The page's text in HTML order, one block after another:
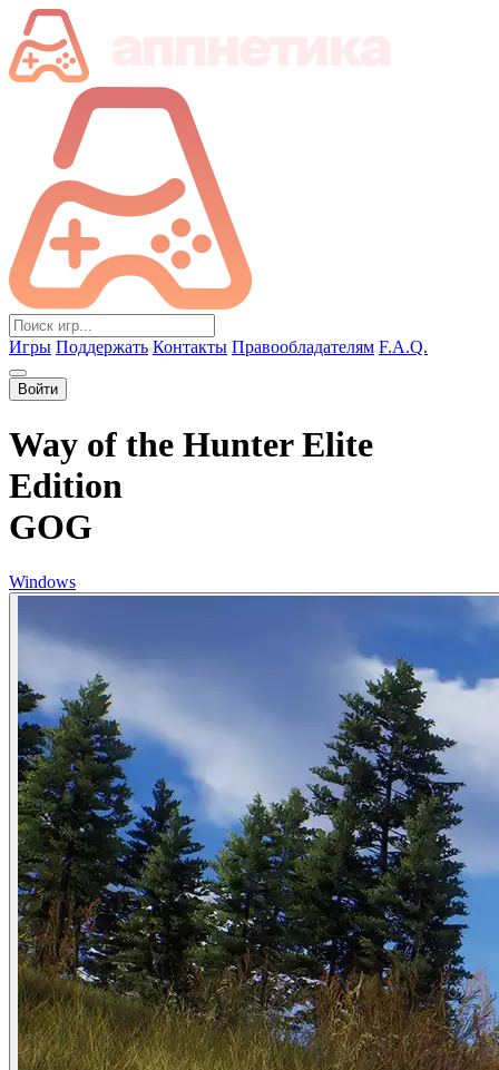
Игры Поддержать Контакты Правообладателям F.A.Q.
Войти
Way of the Hunter Elite
Edition
GOG
Windows